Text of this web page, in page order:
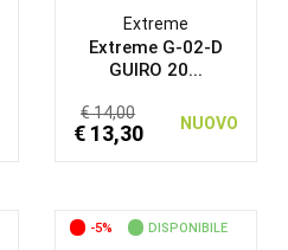
Extreme
Extreme G-02-D
GUIRO 20...
€ 14,00
€ 13,30 NUOVO
-5% DISPONIBILE